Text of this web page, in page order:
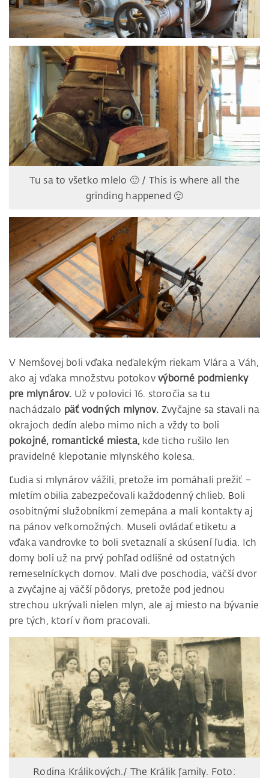
Tu sa to všetko mlelo 🙂 / This is where all the
grinding happened 🙂
V Nemšovej boli vďaka neďalekým riekam Vlára a Váh,
ako aj vďaka množstvu potokovvýborné podmienky
pre mlynárov. Už v polovici 16. storočia sa tu
nachádzalo päť vodných mlynov. Zvyčajne sa stavali na
okrajoch dedín alebo mimo nich a vždy to boli
pokojné, romantické miesta, kde ticho rušilo len
pravidelné klepotanie mlynského kolesa.
Ľudia si mlynárov vážili, pretože im pomáhali prežiť –
mletím obilia zabezpečovali každodenný chlieb. Boli
osobitnými služobníkmi zemepána a mali kontakty aj
na pánov veľkomožných. Museli ovládať etiketu a
vďaka vandrovke to boli svetaznalí a skúsení ľudia. Ich
domy boli už na prvý pohľad odlišné od ostatných
remeselníckych domov. Mali dve poschodia, väčší dvor
a zvyčajne aj väčší pôdorys, pretože pod jednou
strechou ukrývali nielen mlyn, ale aj miesto na bývanie
pre tých, ktorí v ňom pracovali.
Rodina Králikových./ The Králik family. Foto: